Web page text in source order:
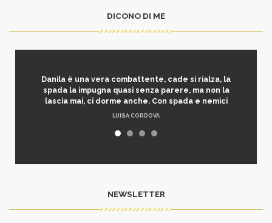
DICONO DI ME
Danila è una vera combattente, cade si rialza, la
spada la impugna quasi senza parere, ma non la
lascia mai, ci dorme anche. Con spada e nemici
LUISA CORDOVA
NEWSLETTER